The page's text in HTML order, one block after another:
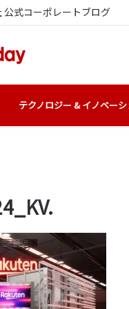
公式コーポレートブログ
テクノロジー & イノベー